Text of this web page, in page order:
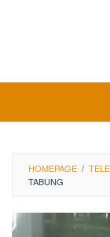
HOMEPAGE /
TABUNG